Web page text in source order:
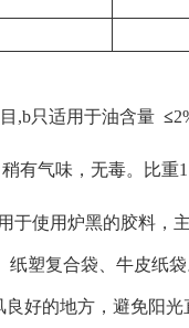
,b只适用于油含量 ≤
有气味，无毒。比
于使用炉黑的胶料，
纸塑复合袋、牛皮纸
好的地方，避免阳光